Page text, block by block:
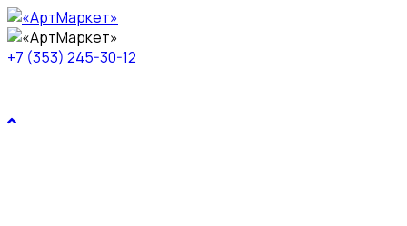
+7 (353) 245-30-12